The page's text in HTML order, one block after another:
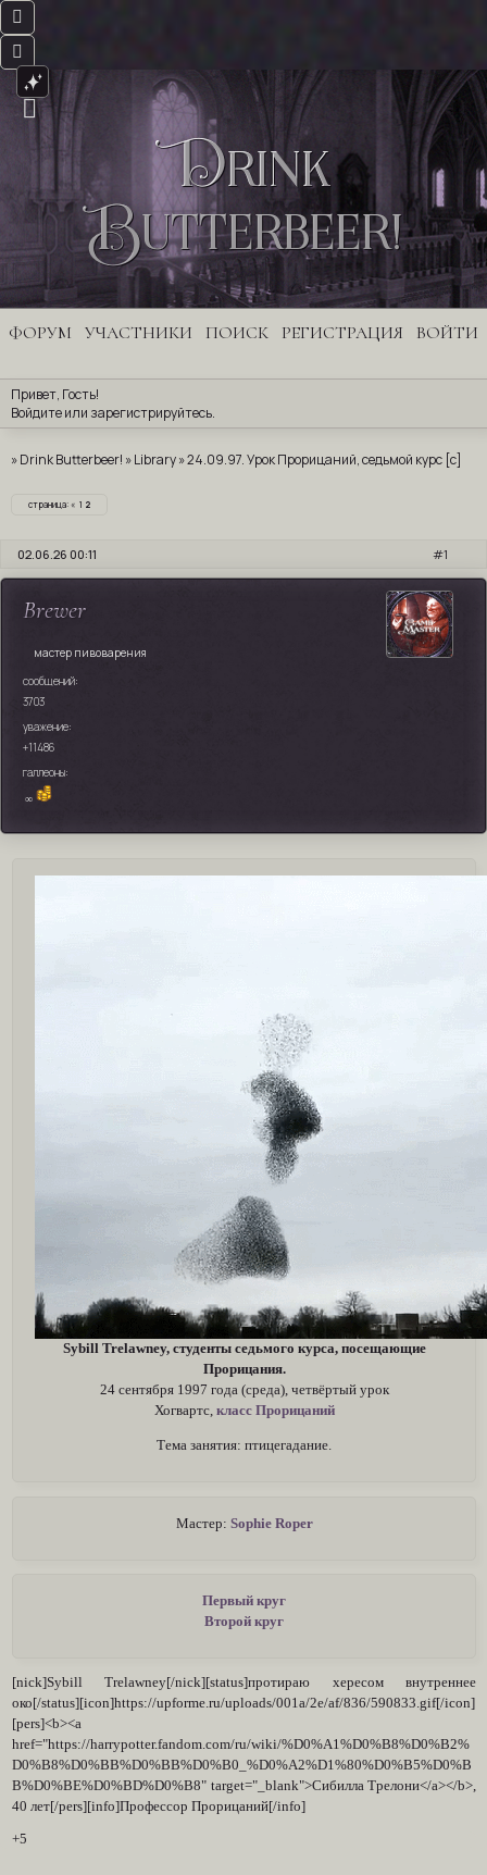
Drink
Butterbeer!
ФОРУМ УЧАСТНИКИ ПОИСК РЕГИСТРАЦИЯ ВОЙТИ
Привет, Гость!
Войдите или зарегистрируйтесь.
»Drink Butterbeer! »Library»24.09.97. Урок Прорицаний, седьмой курс [c]
страница:« 1 2
1
02.06.26 00:11
Brewer
мастер пивоварения
сообщений:
3703
уважение:
+11486
галлеоны:
∞
Sybill Trelawney, студенты седьмого курса, посещающие
Прорицания.
24 сентября 1997 года (среда), четвёртый урок
Хогвартс, класс Прорицаний
Тема занятия: птицегадание.
Мастер: Sophie Roper
Первый круг
Второй круг
[nick]Sybill Trelawney[/nick][status]протираю хересом внутреннее
око[/status][icon]https://upforme.ru/uploads/001a/2e/af/836/590833.gif[/icon]
[pers]<b><a
href="https://harrypotter.fandom.com/ru/wiki/%D0%A1%D0%B8%D0%B2%
D0%B8%D0%BB%D0%BB%D0%B0_%D0%A2%D1%80%D0%B5%D0%B
B%D0%BE%D0%BD%D0%B8" target="_blank">Сибилла Трелони</a></b>,
40 лет[/pers][info]Профессор Прорицаний[/info]
+5